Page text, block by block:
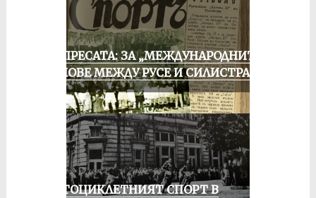
ОТ ПРЕСАТА: ЗА „МЕЖДУНАРОДНИТЕ“
МАЧОВЕ МЕЖДУ РУСЕ И СИЛИСТРА
МОТОЦИКЛЕТНИЯТ СПОРТ В